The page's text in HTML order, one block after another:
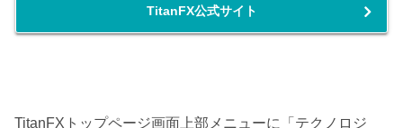
TitanFX公式サイト
TitanFXトップページ画面上部メニューに「テクノロジ